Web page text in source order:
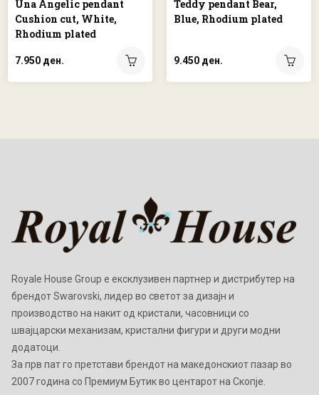
Una Angelic pendant
Cushion cut, White,
Rhodium plated
7.950 ден.
Teddy pendant Bear,
Blue, Rhodium plated
9.450 ден.
Royale House Group е ексклузивен партнер и дистрибутер на
брендот Swarovski, лидер во светот за дизајн и
производство на накит од кристали, часовници со
швајцарски механизам, кристални фигури и други модни
додатоци.
Зa прв пат го претстави брендот на македонскиот пазар во
2007 година со Премиум Бутик во центарот на Скопје.